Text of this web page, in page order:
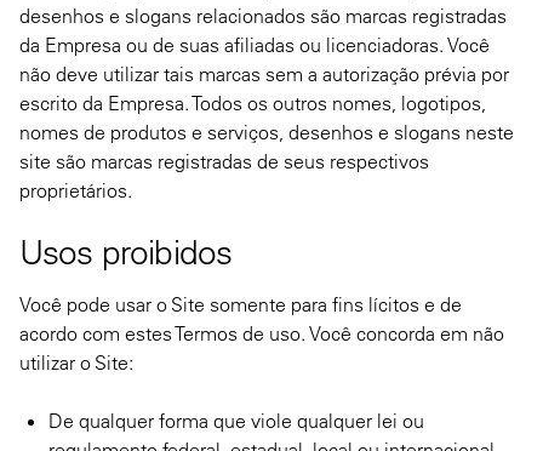
desenhos e slogans relacionados são marcas registradas
da Empresa ou de suas afiliadas ou licenciadoras. Você
não deve utilizar tais marcas sem a autorização prévia por
escrito da Empresa. Todos os outros nomes, logotipos,
nomes de produtos e serviços, desenhos e slogans neste
site são marcas registradas de seus respectivos
proprietários.
Usos proibidos
Você pode usar o Site somente para fins lícitos e de
acordo com estes Termos de uso. Você concorda em não
utilizar o Site:
De qualquer forma que viole qualquer lei ou